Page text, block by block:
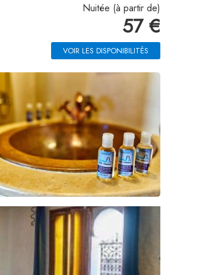
Nuitée (à partir de)
57 €
VOIR LES DISPONIBILITÉS